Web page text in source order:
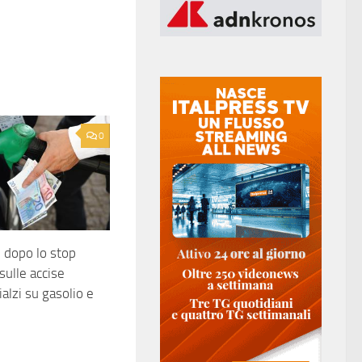
0
dopo lo stop
accise
su gasolio e